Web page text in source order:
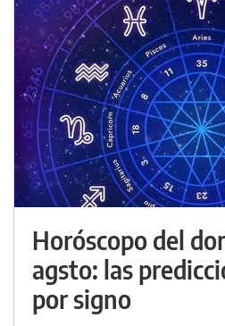
Horóscopo del
agsto: las
por signo